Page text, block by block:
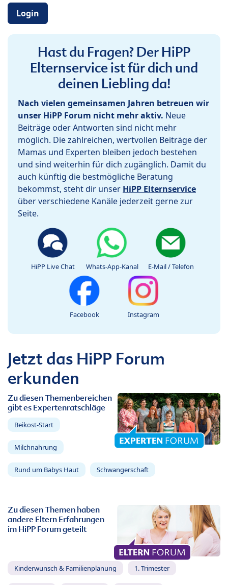
Login
Hast du Fragen? Der HiPP
Elternservice ist für dich und
deinen Liebling da!
Nach vielen gemeinsamen Jahren betreuen wir
unser HiPP Forum nicht mehr aktiv. Neue
Beiträge oder Antworten sind nicht mehr
möglich. Die zahlreichen, wertvollen Beiträge der
Mamas und Experten bleiben jedoch bestehen
und sind weiterhin für dich zugänglich. Damit du
auch künftig die bestmögliche Beratung
bekommst, steht dir unser HiPP Elternservice
über verschiedene Kanäle jederzeit gerne zur
Seite.
HiPP Live Chat Whats-App-Kanal E-Mail / Telefon
Facebook Instagram
Jetzt das HiPP Forum
erkunden
Zu diesen Themenbereichen
gibt es Expertenratschläge
Beikost-Start
Milchnahrung
Rund um Babys Haut Schwangerschaft
Zu diesen Themen haben
andere Eltern Erfahrungen
im HiPP Forum geteilt
Kinderwunsch & Familienplanung 1. Trimester